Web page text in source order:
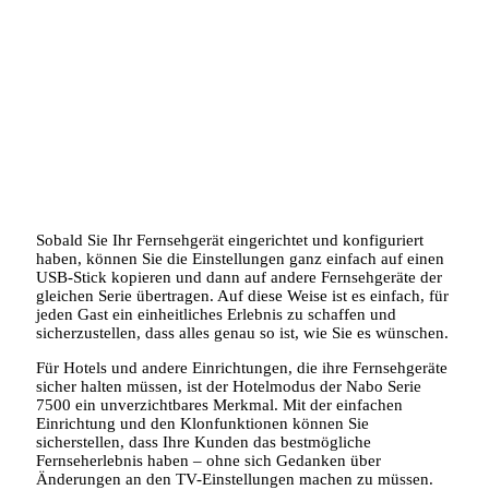
Sobald Sie Ihr Fernsehgerät eingerichtet und konfiguriert
haben, können Sie die Einstellungen ganz einfach auf einen
USB-Stick kopieren und dann auf andere Fernsehgeräte der
gleichen Serie übertragen. Auf diese Weise ist es einfach, für
jeden Gast ein einheitliches Erlebnis zu schaffen und
sicherzustellen, dass alles genau so ist, wie Sie es wünschen.
Für Hotels und andere Einrichtungen, die ihre Fernsehgeräte
sicher halten müssen, ist der Hotelmodus der Nabo Serie
7500 ein unverzichtbares Merkmal. Mit der einfachen
Einrichtung und den Klonfunktionen können Sie
sicherstellen, dass Ihre Kunden das bestmögliche
Fernseherlebnis haben – ohne sich Gedanken über
Änderungen an den TV-Einstellungen machen zu müssen.